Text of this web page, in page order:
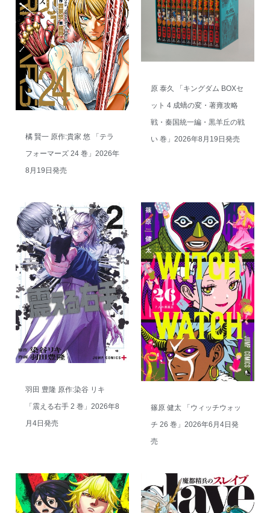
橘 賢一 原作:貴家 悠 「テラ
フォーマーズ 24 巻」2026年
8月19日発売
原 泰久 「キングダム BOXセ
ット 4 成蟜の変・著雍攻略
戦・秦国統一編・黒羊丘の戦
い 巻」2026年8月19日発売
羽田 豊隆 原作:染谷 リキ
「震える右手 2 巻」2026年8
月4日発売
篠原 健太 「ウィッチウォッ
チ 26 巻」2026年6月4日発
売